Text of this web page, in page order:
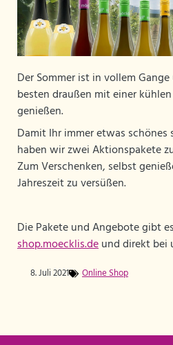
Der Sommer ist in vollem
besten draußen mit einer
genießen.
Damit Ihr immer etwas schönes
haben wir zwei Aktionspakete
Zum Verschenken, selbst
Jahreszeit zu versüßen.
Die Pakete und Angebote gibt
shop.moecklis.deund direkt bei
8. Juli 2021 Online Shop